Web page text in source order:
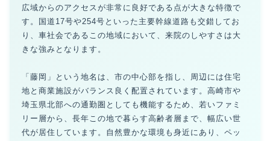
広域からのアクセスが非常に良好である点が大きな特徴で
す。国道17号や254号といった主要幹線道路も交錯してお
り、車社会であるこの地域において、来院のしやすさは大
きな強みとなります。
「藤岡」という地名は、市の中心部を指し、周辺には住宅
地と商業施設がバランス良く配置されています。高崎市や
埼玉県北部への通勤圏としても機能するため、若いファミ
リー層から、長年この地で暮らす高齢者層まで、幅広い世
代が居住しています。自然豊かな環境も身近にあり、ペッ